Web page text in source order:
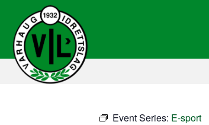
Event Series: E-sport